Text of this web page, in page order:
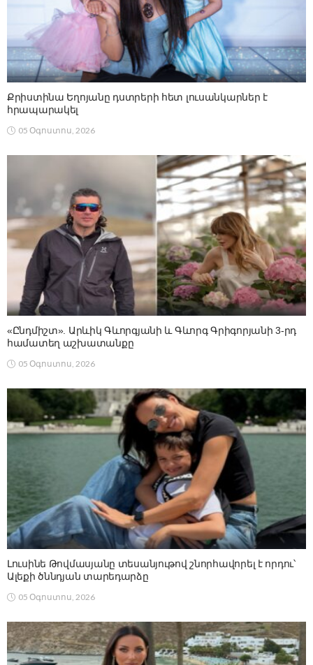
Քրիստինա Եղոյանը դստրերի հետ լուսանկարներ է
հրապարակել
05 Օգոստոս, 2026
«Ընդմիշտ». Արևիկ Գևորգյանի և Գևորգ Գրիգորյանի 3-րդ
համատեղ աշխատանքը
05 Օգոստոս, 2026
Լուսինե Թովմասյանը տեսանյութով շնորհավորել է որդու՝
Ալեքի ծննդյան տարեդարձը
05 Օգոստոս, 2026